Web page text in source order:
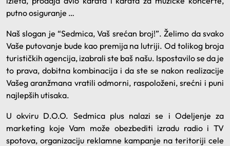
putno osiguranje …
Naš slogan je “Sedmica, Vaš srećan broj!”. Želimo da svako
Vaše putovanje bude kao premija na lutriji. Od tolikog broja
turističkih agencija, izabrali ste baš našu. Ispostavilo se da je
to prava, dobitna kombinacija i da ste se nakon realizacije
Vašeg aranžmana vratili odmorni, raspoloženi, srećni i puni
najlepših utisaka.
U okviru D.O.O. Sedmica plus nalazi se i Odeljenje za
marketing koje Vam može obezbediti izradu radio i TV
spotova, organizaciju reklamne kampanje na teritoriji cele